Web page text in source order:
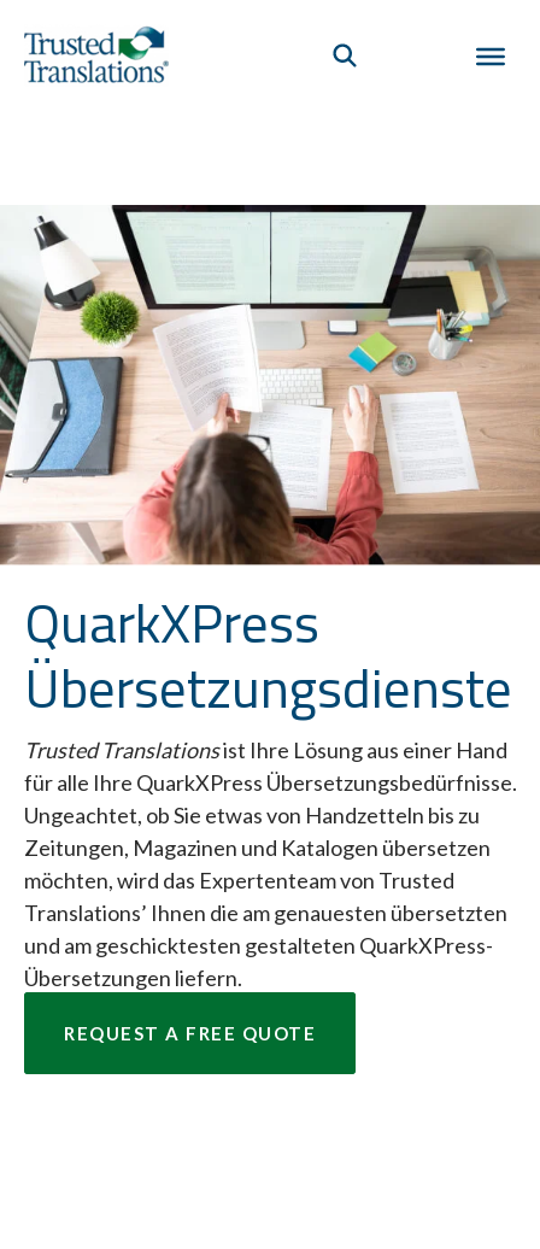
QuarkXPress
Übersetzungsdienste
Trusted Translationsist Ihre Lösung aus einer Hand
für alle Ihre QuarkXPress Übersetzungsbedürfnisse.
Ungeachtet, ob Sie etwas von Handzetteln bis zu
Zeitungen, Magazinen und Katalogen übersetzen
möchten, wird das Expertenteam von Trusted
Translations’ Ihnen die am genauesten übersetzten
und am geschicktesten gestalteten QuarkXPress-
Übersetzungen liefern.
REQUEST A FREE QUOTE